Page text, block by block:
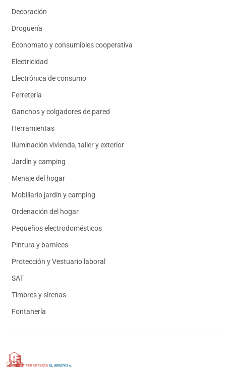
Decoración
Droguería
Economato y consumibles cooperativa
Electricidad
Electrónica de consumo
Ferretería
Ganchos y colgadores de pared
Herramientas
Iluminación vivienda, taller y exterior
Jardín y camping
Menaje del hogar
Mobiliario jardín y camping
Ordenación del hogar
Pequeños electrodomésticos
Pintura y barnices
Protección y Vestuario laboral
SAT
Timbres y sirenas
Fontanería